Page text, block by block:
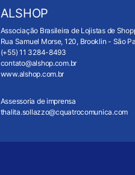
ALSHOP
Associação Brasileira de Lojistas de
Rua Samuel Morse, 120, Brooklin - São
(+55) 11 3284-8493
contato@alshop.com.br
www.alshop.com.br
Assessoria de imprensa
thalita.sollazzo@cquatrocomunica.com